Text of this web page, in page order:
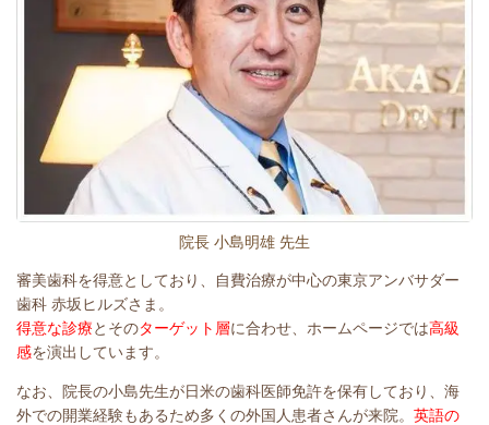
院長 小島明雄 先生
審美歯科を得意としており、自費治療が中心の東京アンバサダー
歯科 赤坂ヒルズさま。
得意な診療とそのターゲット層に合わせ、ホームページでは高級
感を演出しています。
なお、院長の小島先生が日米の歯科医師免許を保有しており、海
外での開業経験もあるため多くの外国人患者さんが来院。 英語の